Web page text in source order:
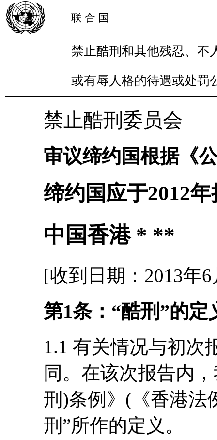
联 合 国
禁止酷刑和其他残忍、不
或有辱人格的待遇或处罚
禁止酷刑委员会
审议缔约国根据《
缔约国应于2012
中国香港 * **
[收到日期：2013年
第1条：“酷刑”的定
1.1 有关情况与初次
同。在该次报告内
刑)条例》(《香港法
刑”所作的定义。